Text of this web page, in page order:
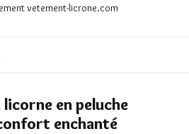
en peluche
enchanté